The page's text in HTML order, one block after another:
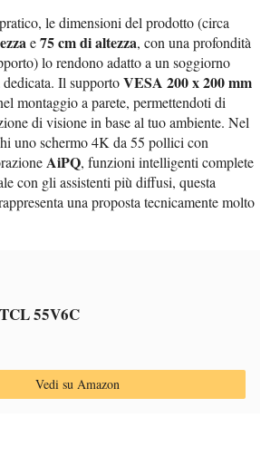
le dimensioni del prodotto (circa
e75 cm di altezza, con una profondità
lo rendono adatto a un soggiorno
dedicata. Il supportoVESA 200 x 200 mm
montaggio a parete, permettendoti di
di visione in base al tuo ambiente. Nel
uno schermo 4K da 55 pollici con
AiPQ, funzioni intelligenti complete
con gli assistenti più diffusi, questa
una proposta tecnicamente molto
TCL 55V6C
Vedi su Amazon